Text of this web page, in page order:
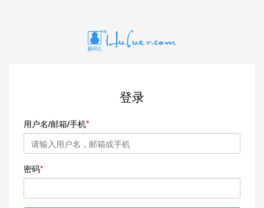
登录
用户名/邮箱/手机
密码